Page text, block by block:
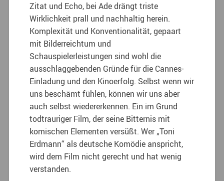
Zitat und Echo, bei Ade drängt triste
Wirklichkeit prall und nachhaltig herein.
Komplexität und Konventionalität, gepaart
mit Bilderreichtum und
Schauspielerleistungen sind wohl die
ausschlaggebenden Gründe für die Cannes-
Einladung und den Kinoerfolg. Selbst wenn wir
uns beschämt fühlen, können wir uns aber
auch selbst wiedererkennen. Ein im Grund
todtrauriger Film, der seine Bitternis mit
komischen Elementen versüßt. Wer „Toni
Erdmann“ als deutsche Komödie anspricht,
wird dem Film nicht gerecht und hat wenig
verstanden.